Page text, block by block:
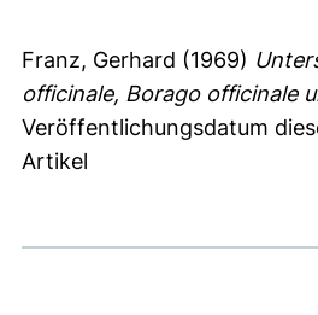
Franz, Gerhard (1969)
officinale, Borago officinale
Veröffentlichungsdatum
Artikel